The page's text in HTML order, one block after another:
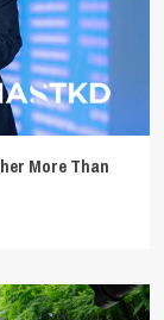
More Than